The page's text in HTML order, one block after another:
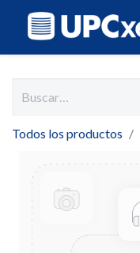
Todos los productos